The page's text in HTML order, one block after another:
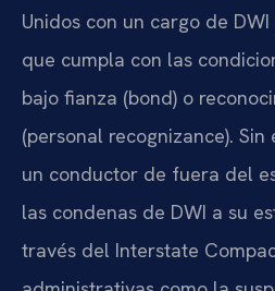
Unidos con un cargo de
que cumpla con las
bajo fianza (bond) o
(personal recognizance).
un conductor de fuera del
las condenas de DWI a su
través del Interstate